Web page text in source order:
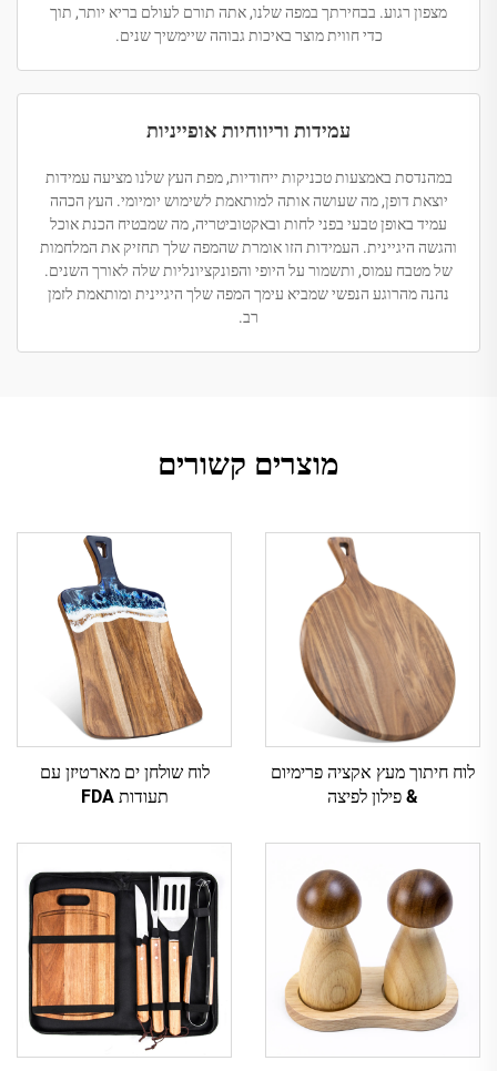
מצפון רגוע. בבחירתך במפה שלנו, אתה תורם לעולם בריא יותר, תוך
כדי חווית מוצר באיכות גבוהה שיימשיך שנים.
עמידות וריווחיות אופייניות
במהנדסת באמצעות טכניקות ייחודיות, מפת העץ שלנו מציעה עמידות
יוצאת דופן, מה שעושה אותה למותאמת לשימוש יומיומי. העץ הכהה
עמיד באופן טבעי בפני לחות ובאקטוביטריה, מה שמבטיח הכנת אוכל
והגשה היגיינית. העמידות הזו אומרת שהמפה שלך תחזיק את המלחמות
של מטבח עמוס, ותשמור על היופי והפונקציונליות שלה לאורך השנים.
נהנה מהרוגע הנפשי שמביא עימך המפה שלך היגיינית ומותאמת לזמן
רב.
מוצרים קשורים
לוח חיתוך מעץ אקציה פרימיום
& פילון לפיצה
לוח שולחן ים מארטיזן עם
תעודות FDA